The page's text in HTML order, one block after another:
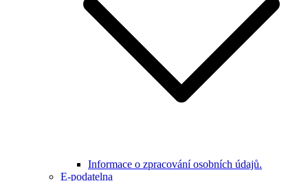
Informace o zpracování osobních údajů.
E-podatelna